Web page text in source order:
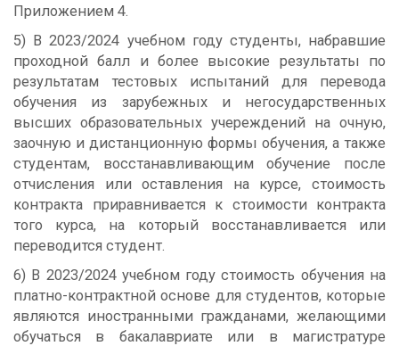
Приложением 4.
5) В 2023/2024 учебном году студенты, набравшие
проходной балл и более высокие результаты по
результатам тестовых испытаний для перевода
обучения из зарубежных и негосударственных
высших образовательных учереждений на очную,
заочную и дистанционную формы обучения, а также
студентам, восстанавливающим обучение после
отчисления или оставления на курсе, стоимость
контракта приравнивается к стоимости контракта
того курса, на который восстанавливается или
переводится студент.
6) В 2023/2024 учебном году стоимость обучения на
платно-контрактной основе для студентов, которые
являются иностранными гражданами, желающими
обучаться в бакалавриате или в магистратуре